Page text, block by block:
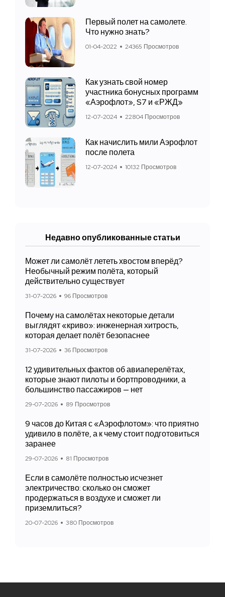
Первый полет на самолете.
Что нужно знать?
01-04-2022 24365 Просмотров
Как узнать свой номер
участника бонусных программ
«Аэрофлот», S7 и «РЖД»
12-07-2024 22804 Просмотров
Как начислить мили Аэрофлот
после полета
12-07-2024 10132 Просмотров
Недавно опубликованные статьи
Может ли самолёт лететь хвостом вперёд?
Необычный режим полёта, который
действительно существует
31-07-2026 96 Просмотров
Почему на самолётах некоторые детали
выглядят «криво»: инженерная хитрость,
которая делает полёт безопаснее
31-07-2026 36 Просмотров
12 удивительных фактов об авиаперелётах,
которые знают пилоты и бортпроводники, а
большинство пассажиров — нет
29-07-2026 89 Просмотров
9 часов до Китая с «Аэрофлотом»: что приятно
удивило в полёте, а к чему стоит подготовиться
заранее
29-07-2026 81 Просмотров
Если в самолёте полностью исчезнет
электричество: сколько он сможет
продержаться в воздухе и сможет ли
приземлиться?
20-07-2026 380 Просмотров